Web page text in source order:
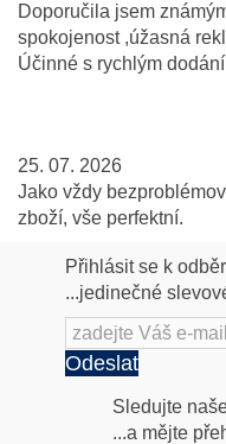
Doporučila jsem
spokojenost ,úžasná
Účinné s rychlým
25. 07. 2026
Jako vždy
zboží, vše perfektní.
Přihlásit se k
...jedinečné
Odeslat
Sledujte
...a mějte